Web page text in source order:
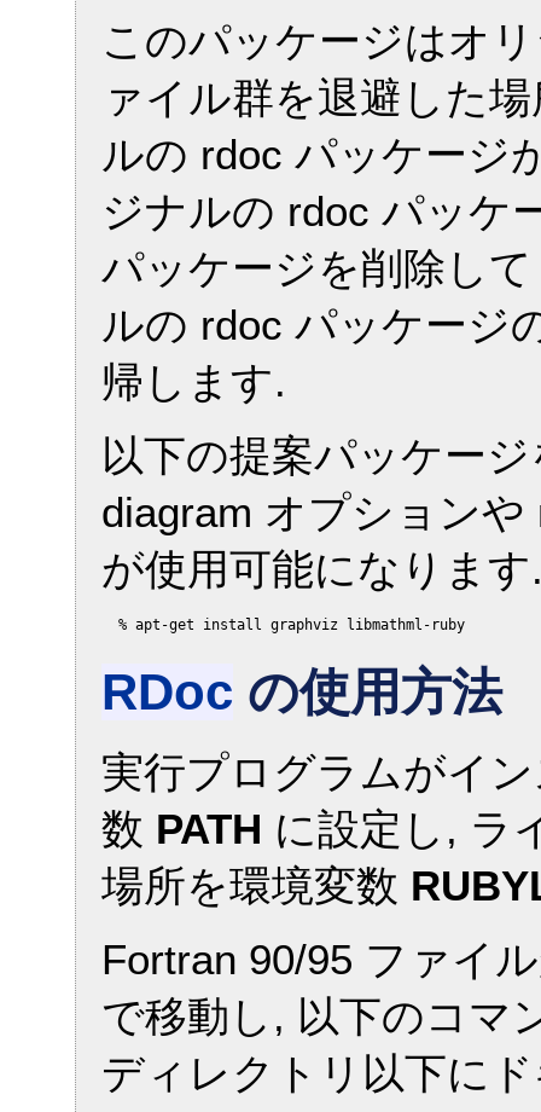
このパッケージはオ
ァイル群を退避した
ルの rdoc パッケージ
ジナルの rdoc パッケ
パッケージを削除し
ルの rdoc パッケージ
帰します.
以下の提案パッケー
diagram オプション
が使用可能になります
RDoc の使用方法
実行プログラムがイ
数 PATH に設定し, ラ
場所を環境変数
Fortran 90/95 ファイ
で移動し, 以下のコマ
ディレクトリ以下に